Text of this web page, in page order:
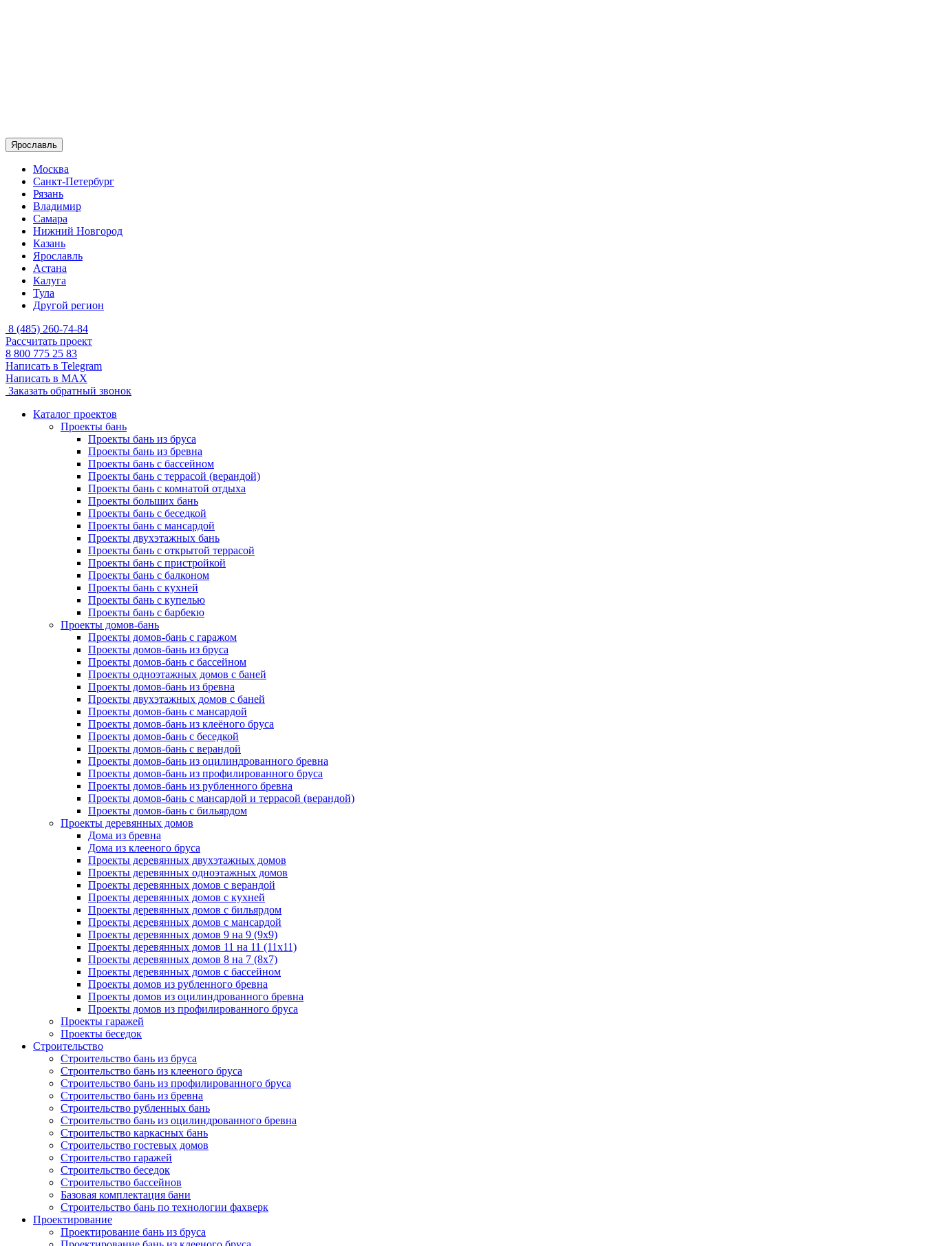
Ярославль
Москва
Санкт-Петербург
Рязань
Владимир
Самара
Нижний Новгород
Казань
Ярославль
Астана
Калуга
Тула
Другой регион
8 (485) 260-74-84
Рассчитать проект
8 800 775 25 83
Написать в Telegram
Написать в MAX
Заказать обратный звонок
Каталог проектов
Проекты бань
Проекты бань из бруса
Проекты бань из бревна
Проекты бань с бассейном
Проекты бань с террасой (верандой)
Проекты бань с комнатой отдыха
Проекты больших бань
Проекты бань с беседкой
Проекты бань с мансардой
Проекты двухэтажных бань
Проекты бань с открытой террасой
Проекты бань с пристройкой
Проекты бань с балконом
Проекты бань с кухней
Проекты бань с купелью
Проекты бань с барбекю
Проекты домов-бань
Проекты домов-бань с гаражом
Проекты домов-бань из бруса
Проекты домов-бань с бассейном
Проекты одноэтажных домов с баней
Проекты домов-бань из бревна
Проекты двухэтажных домов с баней
Проекты домов-бань с мансардой
Проекты домов-бань из клеёного бруса
Проекты домов-бань с беседкой
Проекты домов-бань с верандой
Проекты домов-бань из оцилиндрованного бревна
Проекты домов-бань из профилированного бруса
Проекты домов-бань из рубленного бревна
Проекты домов-бань с мансардой и террасой (верандой)
Проекты домов-бань с бильярдом
Проекты деревянных домов
Дома из бревна
Дома из клееного бруса
Проекты деревянных двухэтажных домов
Проекты деревянных одноэтажных домов
Проекты деревянных домов с верандой
Проекты деревянных домов с кухней
Проекты деревянных домов с бильярдом
Проекты деревянных домов с мансардой
Проекты деревянных домов 9 на 9 (9x9)
Проекты деревянных домов 11 на 11 (11x11)
Проекты деревянных домов 8 на 7 (8x7)
Проекты деревянных домов с бассейном
Проекты домов из рубленного бревна
Проекты домов из оцилиндрованного бревна
Проекты домов из профилированного бруса
Проекты гаражей
Проекты беседок
Строительство
Строительство бань из бруса
Строительство бань из клееного бруса
Строительство бань из профилированного бруса
Строительство бань из бревна
Строительство рубленных бань
Строительство бань из оцилиндрованного бревна
Строительство каркасных бань
Строительство гостевых домов
Строительство гаражей
Строительство беседок
Строительство бассейнов
Базовая комплектация бани
Строительство бань по технологии фахверк
Проектирование
Проектирование бань из бруса